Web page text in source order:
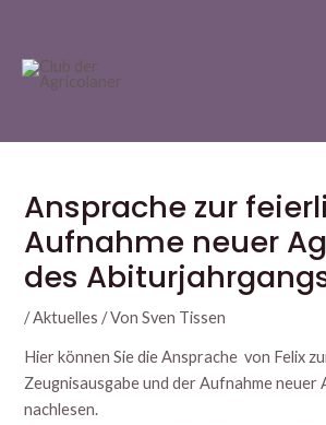
springen
Ansprache zur
Aufnahme neuer
des
/Aktuelles / VonSven Tissen
Hier können Sie die Ansprache von Felix
Zeugnisausgabe und der Aufnahme neuer
nachlesen.